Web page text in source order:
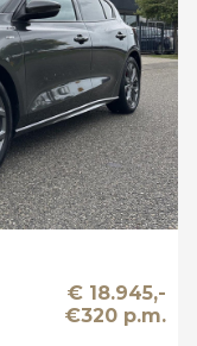
€ 18.945,-
€320 p.m.